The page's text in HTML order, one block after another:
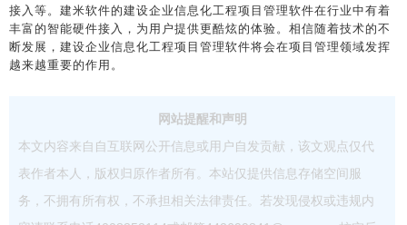
接入等。建米软件的建设企业信息化工程项目管理软件在行业中有着
丰富的智能硬件接入，为用户提供更酷炫的体验。相信随着技术的不
断发展，建设企业信息化工程项目管理软件将会在项目管理领域发挥
越来越重要的作用。
网站提醒和声明
本文内容来自自互联网公开信息或用户自发贡献，该文观点仅代
表作者本人，版权归原作者所有。本站仅提供信息存储空间服
务，不拥有所有权，不承担相关法律责任。若发现侵权或违规内